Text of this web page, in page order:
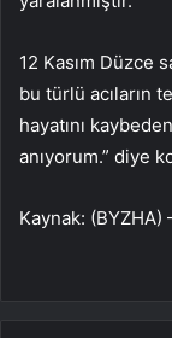
12 Kasım Düzce
bu türlü acıların
hayatını
anıyorum.” diye
Kaynak: (BYZHA)